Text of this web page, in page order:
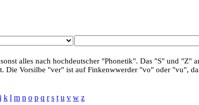
alles nach hochdeutscher "Phonetik". Das "S" und "Z"
Die Vorsilbe "ver" ist auf Finkenwwerder "vo" oder "vu",
j k l m n o p q r s t u v w z